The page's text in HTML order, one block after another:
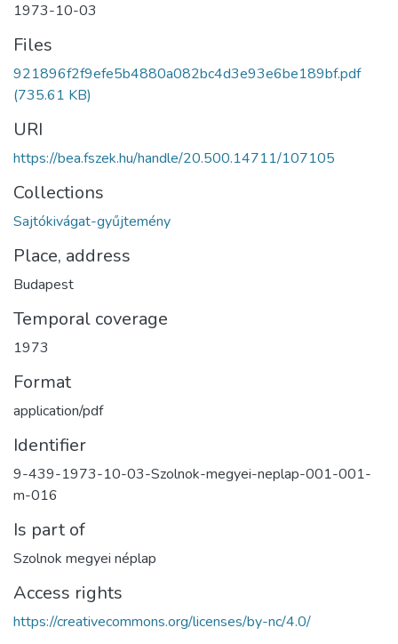
1973-10-03
Files
921896f2f9efe5b4880a082bc4d3e93e6be189bf.pdf
(735.61 KB)
URI
https://bea.fszek.hu/handle/20.500.14711/107105
Collections
Sajtókivágat-gyűjtemény
Place, address
Budapest
Temporal coverage
1973
Format
application/pdf
Identifier
9-439-1973-10-03-Szolnok-megyei-neplap-001-001-
m-016
Is part of
Szolnok megyei néplap
Access rights
https://creativecommons.org/licenses/by-nc/4.0/